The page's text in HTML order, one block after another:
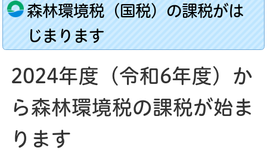
森林環境税（国税）の課税がは
じまります
2024年度（令和6年度）か
ら森林環境税の課税が始ま
ります